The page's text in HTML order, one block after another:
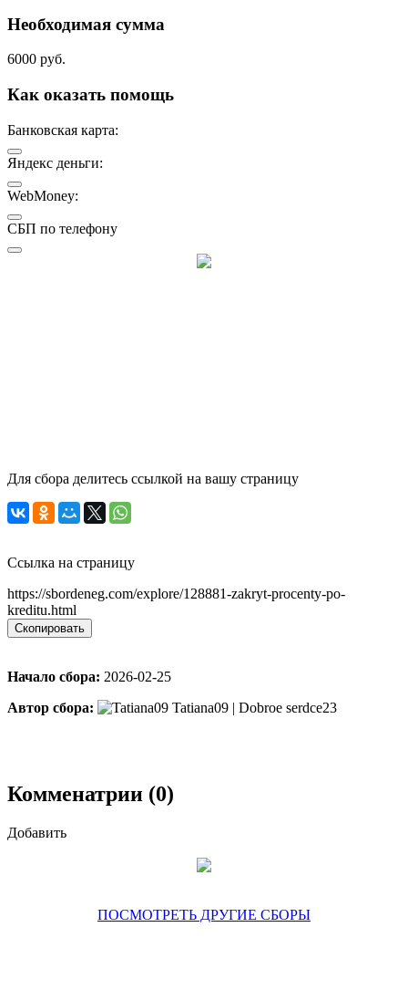
Необходимая сумма
6000 руб.
Как оказать помощь
Банковская карта:
Яндекс деньги:
WebMoney:
СБП по телефону
Для сбора делитесь ссылкой на вашу страницу
Ссылка на страницу
https://sbordeneg.com/explore/128881-zakryt-procenty-po-
kreditu.html
Скопировать
Начало сбора: 2026-02-25
Автор сбора:
Tatiana09 | Dobroe serdce23
Комменатрии (0)
Добавить
ПОСМОТРЕТЬ ДРУГИЕ СБОРЫ